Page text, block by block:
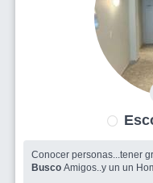
Conocer personas...tener
Busco Amigos..y un un